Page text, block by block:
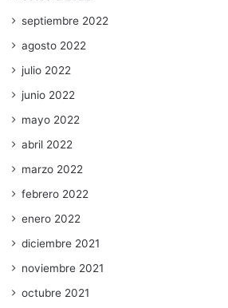
septiembre 2022
agosto 2022
julio 2022
junio 2022
mayo 2022
abril 2022
marzo 2022
febrero 2022
enero 2022
diciembre 2021
noviembre 2021
octubre 2021